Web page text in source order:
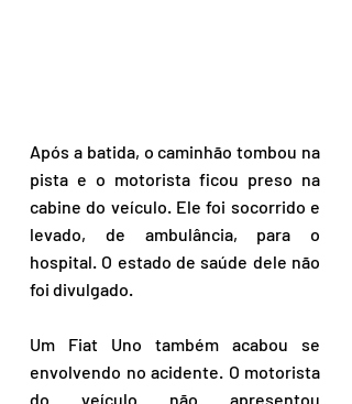
Após a batida, o caminhão tombou na
pista e o motorista ficou preso na
cabine do veículo. Ele foi socorrido e
levado, de ambulância, para o
hospital. O estado de saúde dele não
foi divulgado.
Um Fiat Uno também acabou se
envolvendo no acidente. O motorista
do veículo não apresentou